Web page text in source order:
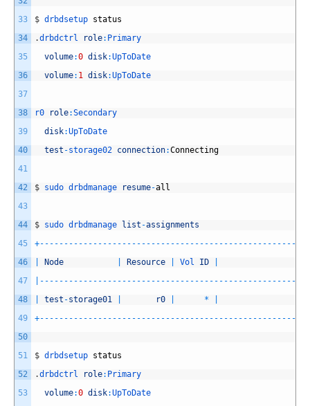
33
34
35
36
37
38
39
40
41
42
43
44
45
46
47
48
49
50
51
52
53
$ drbdsetup status
.drbdctrl role: Primary
volume:0 disk:UpToDate
volume: 1 disk:UpToDate
r0 role:Secondary
disk:UpToDate
test -storage02 connection:Connecting
$ sudo drbdmanage resume-all
$ sudo drbdmanage list -assignments
+-- -- -- -- -- -- -- -- -- -- -- -- -- -- -- -- -- -- -- -- -- -- -- -- -- -- --
Node Resource Vol ID
-- -- -- -- -- -- -- -- -- -- -- -- -- -- -- -- -- -- -- -- -- -- -- -- -- -- --
test -storage01 r0 *
+-- -- -- -- -- -- -- -- -- -- -- -- -- -- -- -- -- -- -- -- -- -- -- -- -- -- --
$ drbdsetup status
.drbdctrl role: Primary
volume:0 disk:UpToDate